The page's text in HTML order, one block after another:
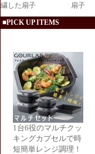
繍した扇子
扇子
■PICK UP ITEMS
1台6役のマルチクッ
キングカプセルで時
短簡単レンジ調理！